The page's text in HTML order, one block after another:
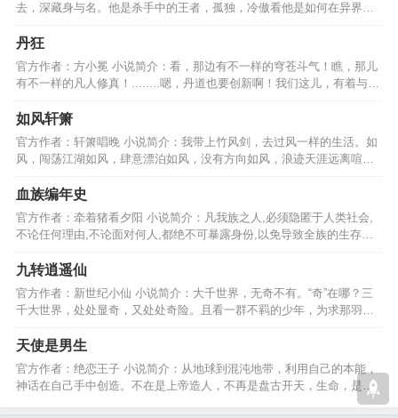
去，深藏身与名。他是杀手中的王者，孤独，冷傲看他是如何在异界纵
横天下，凌驾于众生之上…
丹狂
官方作者：方小冕 小说简介：看，那边有不一样的穹苍斗气！瞧，那儿
有不一样的凡人修真！........嗯，丹道也要创新啊！我们这儿，有着与众
不同不同的丹修！…
如风轩箫
官方作者：轩箫唱晚 小说简介：我带上竹风剑，去过风一样的生活。如
风，闯荡江湖如风，肆意漂泊如风，没有方向如风，浪迹天涯远离喧
嚣，去过风一样的生活。…
血族编年史
官方作者：牵着猪看夕阳 小说简介：凡我族之人,必须隐匿于人类社会,
不论任何理由,不论面对何人,都绝不可暴露身份,以免导致全族的生存危
急._____密党最高诫律…
九转逍遥仙
官方作者：新世纪小仙 小说简介：大千世界，无奇不有。“奇”在哪？三
千大世界，处处显奇，又处处奇险。且看一群不羁的少年，为求那羽化
仙道而奋斗的故事。…
天使是男生
官方作者：绝恋王子 小说简介：从地球到混沌地带，利用自己的本能，
神话在自己手中创造。不在是上帝造人，不再是盘古开天，生命，是一